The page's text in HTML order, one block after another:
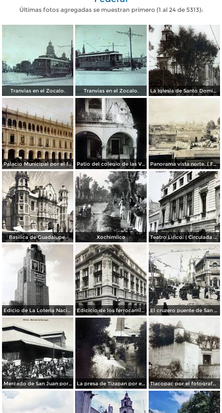
Últimas fotos agregadas se muestran primero (1 al 24 de 5313):
Tranvias en el Zocalo. Tranvias en el Zocalo. La Iglesia de Santo Domingo.
Palacio Municipal por el fotografo Hugo Brehme.. Patio del colegio de las Vizcainas por el fotografo Hugo Brehme. Panorama vista norte. ( Fechada el 20 de Junio de 1905 ).
Basilica de Guadalupe. Xochimilco Teatro Lirico. ( Circulada el 1 de Agosto de 1926 ).
Edicio de La Loteria Nacional Ciudad de México Abril de 1964 Edicicio de los ferrocarriles. El cruzero puente de San Francisco y Guardiola por el fotografo Felix Miret.
Mercado de San Juan por el fotografo Felix Miret La presa de Tizapan por el fotografo Fernando Kososky. ( Circulada el 22 de Diembre de 1910 ). Tlacopac por el fotografo Hugo Brehme.